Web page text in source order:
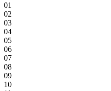
01
02
03
04
05
06
07
08
09
10